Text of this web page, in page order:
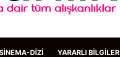
DIZI YARARLI BILGILER